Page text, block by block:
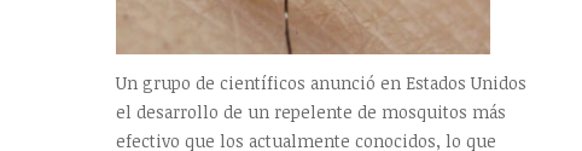
Un grupo de científicos anunció en Estados Unidos
el desarrollo de un repelente de mosquitos más
efectivo que los actualmente conocidos, lo que